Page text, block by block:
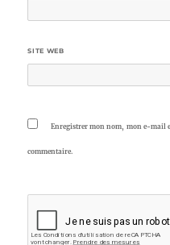
SITE WEB
Enregistrer mon nom, mon e-mail
commentaire.